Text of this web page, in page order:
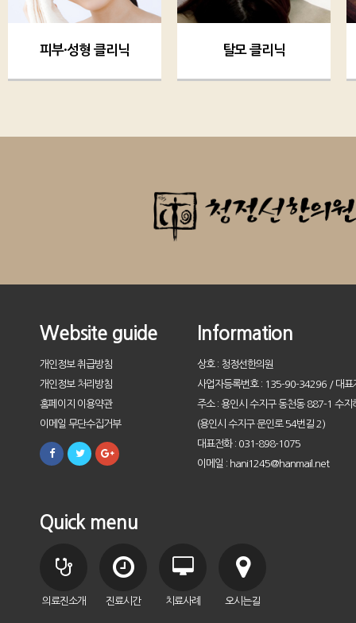
피부·성형 클리닉 탈모 클리닉
Website guide
개인정보 취급방침
개인정보 처리방침
홈페이지 이용약관
이메일 무단수집거부
Information
상호 : 청정선한의원
사업자등록번호 : 135-90-34296 / 대표
주소 : 용인시 수지구 동천동 887-1 수지
(용인시 수지구 문인로 54번길 2)
대표전화 : 031-898-1075
이메일 : hani1245@hanmail.net
Quick menu
의료진소개 진료시간 치료사례 오시는길